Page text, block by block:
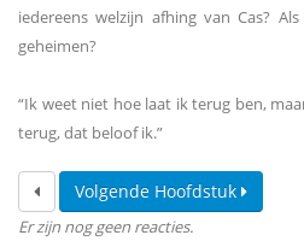
iedereens welzijn afhing van Cas?
geheimen?
“Ik weet niet hoe laat ik terug ben,
terug, dat beloof ik.”
Volgende Hoofdstuk
Er zijn nog geen reacties.